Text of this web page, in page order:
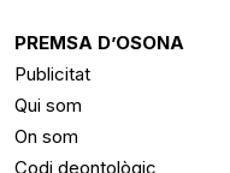
PREMSA D’OSONA
Publicitat
Qui som
On som
Codi deontològic